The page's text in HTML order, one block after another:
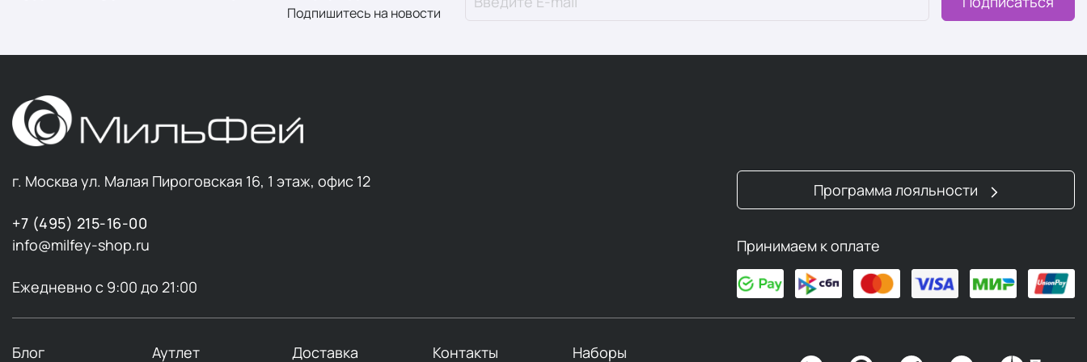
Подпишитесь на новости
г. Москва ул. Малая Пироговская 16, 1 этаж, офис 12
+7 (495) 215-16-00
info@milfey-shop.ru
Ежедневно с 9:00 до 21:00
Программа лояльности
Принимаем к оплате
Блог Аутлет Доставка Контакты Наборы